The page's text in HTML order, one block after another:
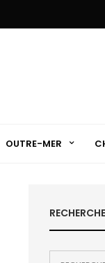
OUTRE-MER
RECHERCHE